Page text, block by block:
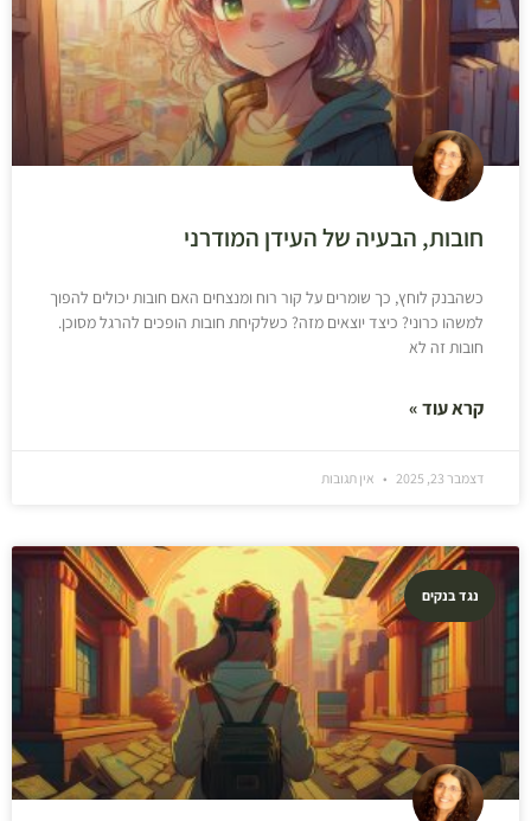
חובות, הבעיה של העידן המודרני
כשהבנק לוחץ, כך שומרים על קור רוח ומנצחים האם חובות יכולים להפוך
למשהו כרוני? כיצד יוצאים מזה? כשלקיחת חובות הופכים להרגל מסוכן.
חובות זה לא
קרא עוד »
דצמבר 23, 2025 אין תגובות
נגד בנקים